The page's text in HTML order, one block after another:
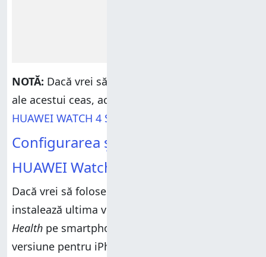
NOTĂ: Dacă vrei să verifici specificațiile oficiale
ale acestui ceas, accesează această pagină:
HUAWEI WATCH 4 Series
Configurarea și utilizarea lui
HUAWEI Watch 4 Pro
Dacă vrei să folosești
instalează ultima versiune a aplicației
Health pe smartphone-ul tău. Cea mai nouă
versiune pentru iPhone se găsește în